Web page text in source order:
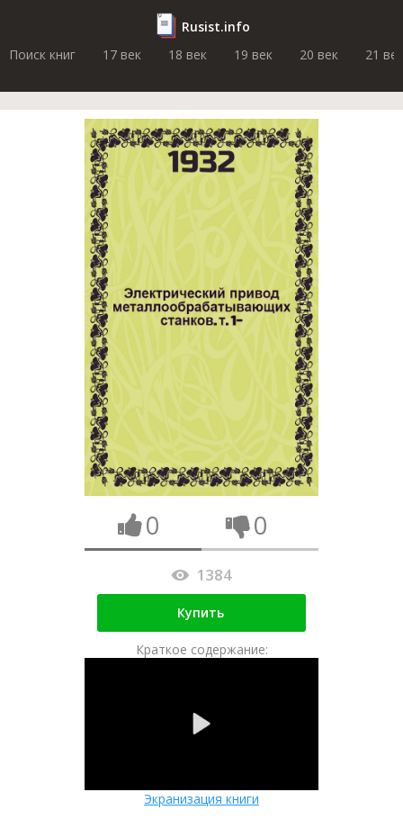
Rusist.info
Поиск книг
17 век 18 век 19 век 20 век 21 век
0 0
1384
Купить
Краткое содержание:
Экранизация книги